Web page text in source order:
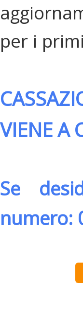
per i primi
VIENE A
Se
numero: